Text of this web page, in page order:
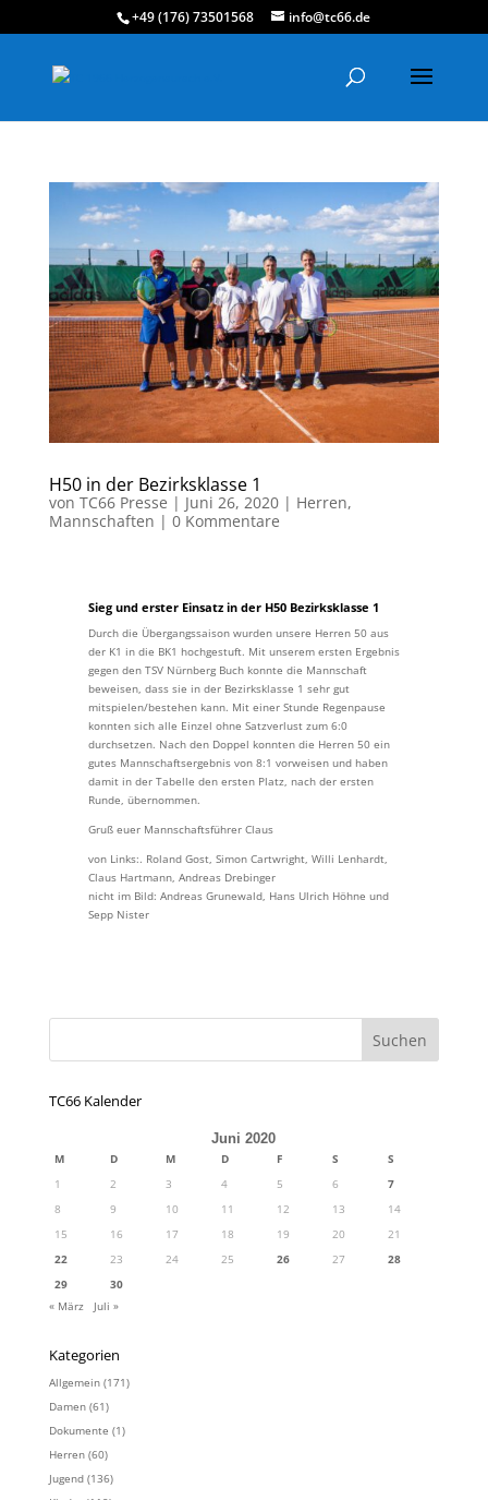
+49 (176) 73501568 info@tc66.de
H50 in der Bezirksklasse 1
von TC66 Presse | Juni 26, 2020| Herren,
Mannschaften | 0 Kommentare
Sieg und erster Einsatz in der H50 Bezirksklasse 1
Durch die Übergangssaison wurden unsere Herren 50 aus
der K1 in die BK1 hochgestuft. Mit unserem ersten Ergebnis
gegen den TSV Nürnberg Buch konnte die Mannschaft
beweisen, dass sie in der Bezirksklasse 1 sehr gut
mitspielen/bestehen kann. Mit einer Stunde Regenpause
konnten sich alle Einzel ohne Satzverlust zum 6:0
durchsetzen. Nach den Doppel konnten die Herren 50 ein
gutes Mannschaftsergebnis von 8:1 vorweisen und haben
damit in der Tabelle den ersten Platz, nach der ersten
Runde, übernommen.
Gruß euer Mannschaftsführer Claus
von Links:. Roland Gost, Simon Cartwright, Willi Lenhardt,
Claus Hartmann, Andreas Drebinger
nicht im Bild: Andreas Grunewald, Hans Ulrich Höhne und
Sepp Nister
TC66 Kalender
Juni 2020
M D M D F S
S
1
2 3 4 5 6
7
8
9 10 11 12 13
14
15
16 17 18 19 20
21
22
23 24 25 26 27
28
29
30
« März
Juli »
Kategorien
Allgemein(171)
Damen(61)
Dokumente (1)
Herren(60)
Jugend(136)